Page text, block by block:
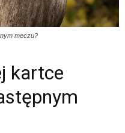
meczu?
kartce